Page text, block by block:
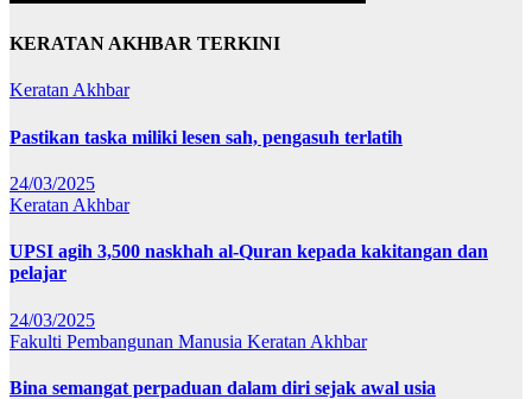
KERATAN AKHBAR TERKINI
Keratan Akhbar
Pastikan taska miliki lesen sah, pengasuh terlatih
24/03/2025
Keratan Akhbar
UPSI agih 3,500 naskhah al-Quran kepada kakitangan dan
pelajar
24/03/2025
Fakulti Pembangunan Manusia Keratan Akhbar
Bina semangat perpaduan dalam diri sejak awal usia